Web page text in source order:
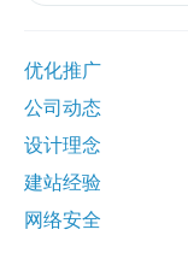
优化推广
公司动态
设计理念
建站经验
网络安全